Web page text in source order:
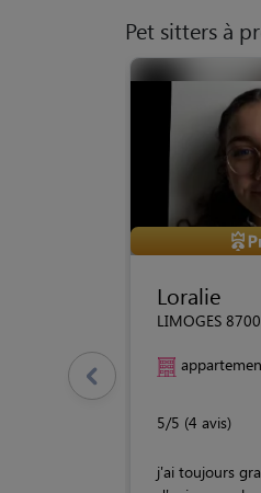
Pet sitters à
Loralie
LIMOGES
5/5 (4 avis)
j'ai toujours